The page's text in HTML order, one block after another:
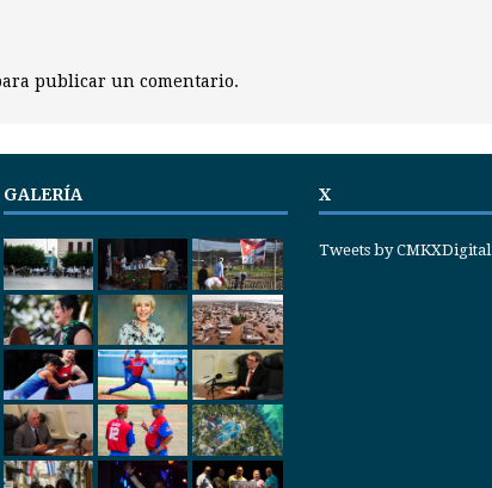
publicar un comentario.
GALERÍA X
Tweets by CMKXDigital